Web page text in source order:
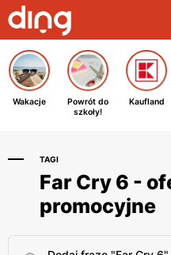
Wakacje
Powrót do
szkoły!
Kaufland
TAGI
Far Cry 6 -
promocyjne